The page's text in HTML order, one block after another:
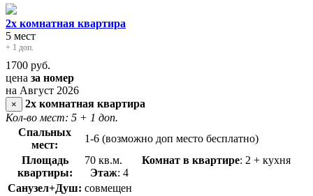
2х комнатная квартира
5 мест
+ 1 доп.
1700 руб.
цена за номер
на Август 2026
×
2х комнатная квартира
Кол-во мест: 5 + 1 доп.
Спальных
мест:
1-6 (возможно доп место бесплатно)
Площадь
квартиры:
70 кв.м. Комнат в квартире: 2 + кухня
Этаж: 4
Санузел+Душ: совмещен